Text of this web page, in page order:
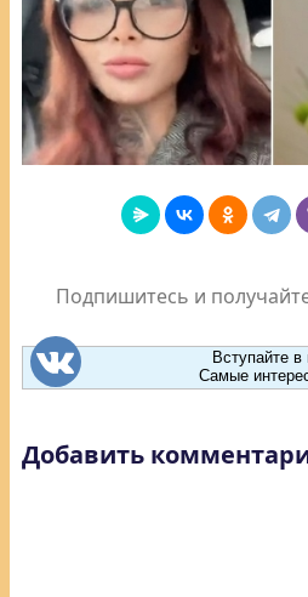
Подпишитесь и
Вступайте
Самые
Добавить